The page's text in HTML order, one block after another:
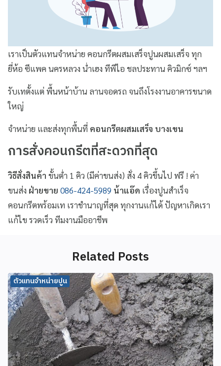
เราเป็นตัวแทนจำหน่าย คอนกรีตผสมเสร็จปูนผสมเสร็จ ทุก
ยี่ห้อ ซีแพค นครหลวง น่ำเฮง ทีพีไอ ชลประทาน คิวมิกซ์ ฯลฯ
รับเทตั้งแต่ พื้นหน้าบ้าน ลานจอดรถ จนถึงโรงงานอาคารขนาด
ใหญ่
จำหน่าย และส่งทุกพื้นที่ คอนกรีตผสมเสร็จ บางเขน
การสั่งคอนกรีตที่สะดวกที่สุด
วิธีสั่งสินค้า ขั้นต่ำ 1 คิว (มีค่าขนส่ง) สั่ง 4 คิวขึ้นไป ฟรี ! ค่า
ขนส่ง ฝ่ายขาย 086-424-5989 น้าแอ๊ด เรื่องปูนสำเร็จ
คอนกรีตพร้อมเท เราชำนาญที่สุด ทุกงานแก้ได้ ปัญหาเกิดเรา
แก้ไข รวดเร็ว ทีมงานมืออาชีพ
Related Posts
ตัวแทนจำหน่ายปูน